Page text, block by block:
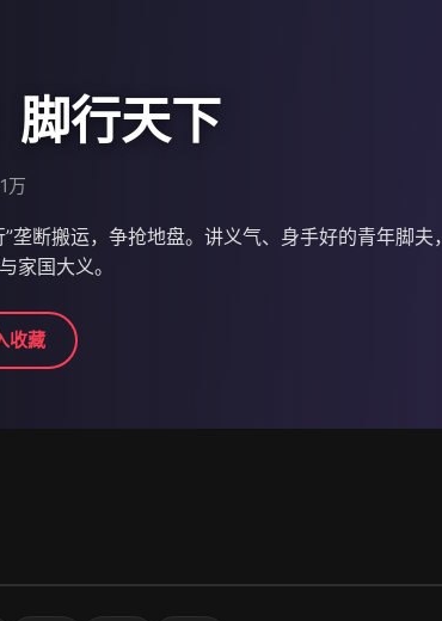
万
收藏
脚行天下
万
垄断搬运，争抢地盘。讲义气、身手好的青年脚夫，
家国大义。
收藏
万
收藏